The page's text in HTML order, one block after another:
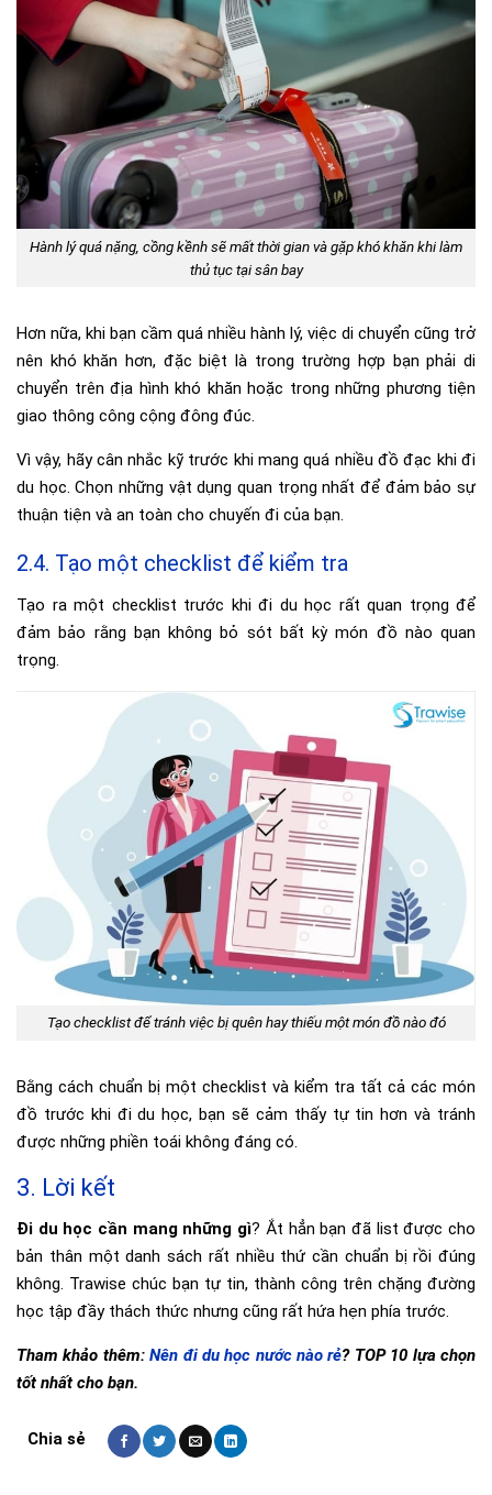
Hành lý quá nặng, cồng kềnh sẽ mất thời gian và gặp khó khăn khi làm
thủ tục tại sân bay
Hơn nữa, khi bạn cầm quá nhiều hành lý, việc di chuyển cũng trở
nên khó khăn hơn, đặc biệt là trong trường hợp bạn phải di
chuyển trên địa hình khó khăn hoặc trong những phương tiện
giao thông công cộng đông đúc.
Vì vậy, hãy cân nhắc kỹ trước khi mang quá nhiều đồ đạc khi đi
du học. Chọn những vật dụng quan trọng nhất để đảm bảo sự
thuận tiện và an toàn cho chuyến đi của bạn.
2.4. Tạo một checklist để kiểm tra
Tạo ra một checklist trước khi đi du học rất quan trọng để
đảm bảo rằng bạn không bỏ sót bất kỳ món đồ nào quan
trọng.
Tạo checklist để tránh việc bị quên hay thiếu một món đồ nào đó
Bằng cách chuẩn bị một checklist và kiểm tra tất cả các món
đồ trước khi đi du học, bạn sẽ cảm thấy tự tin hơn và tránh
được những phiền toái không đáng có.
3. Lời kết
Đi du học cần mang những gì? Ắt hẳn bạn đã list được cho
bản thân một danh sách rất nhiều thứ cần chuẩn bị rồi đúng
không. Trawise chúc bạn tự tin, thành công trên chặng đường
học tập đầy thách thức nhưng cũng rất hứa hẹn phía trước.
Tham khảo thêm:Nên đi du học nước nào rẻ? TOP 10 lựa chọn
tốt nhất cho bạn.